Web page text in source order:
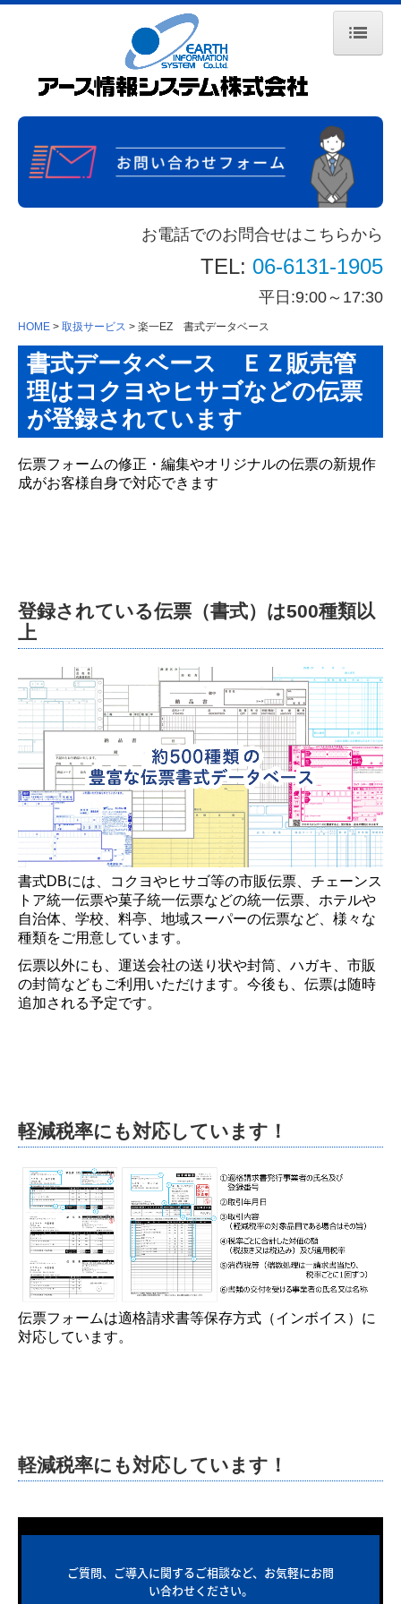
HOME
会社案内
取扱サービス
カンタン操作の販売管理システム『楽伝』
InformationGuard
防犯カメラシステム
省エネ照明
OA・複合機
コラム
お電話でのお問合せはこちらから
TEL: 06-6131-1905
平日:9:00～17:30
HOME 取扱サービス 楽一EZ 書式データベース
書式データベース ＥＺ販売管
理はコクヨやヒサゴなどの伝票
が登録されています
伝票フォームの修正・編集やオリジナルの伝票の新規作
成がお客様自身で対応できます
登録されている伝票（書式）は500種類以
上
書式DBには、コクヨやヒサゴ等の市販伝票、チェーンス
トア統一伝票や菓子統一伝票などの統一伝票、ホテルや
自治体、学校、料亭、地域スーパーの伝票など、様々な
種類をご用意しています。
伝票以外にも、運送会社の送り状や封筒、ハガキ、市販
の封筒などもご利用いただけます。今後も、伝票は随時
追加される予定です。
軽減税率にも対応しています！
伝票フォームは適格請求書等保存方式（インボイス）に
対応しています。
軽減税率にも対応しています！
ご質問、ご導入に関するご相談など、お気軽にお問
い合わせください。